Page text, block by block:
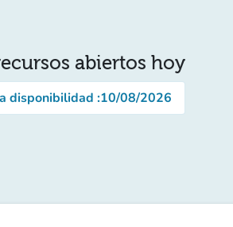
abiertos hoy
disponibilidad :10/08/2026